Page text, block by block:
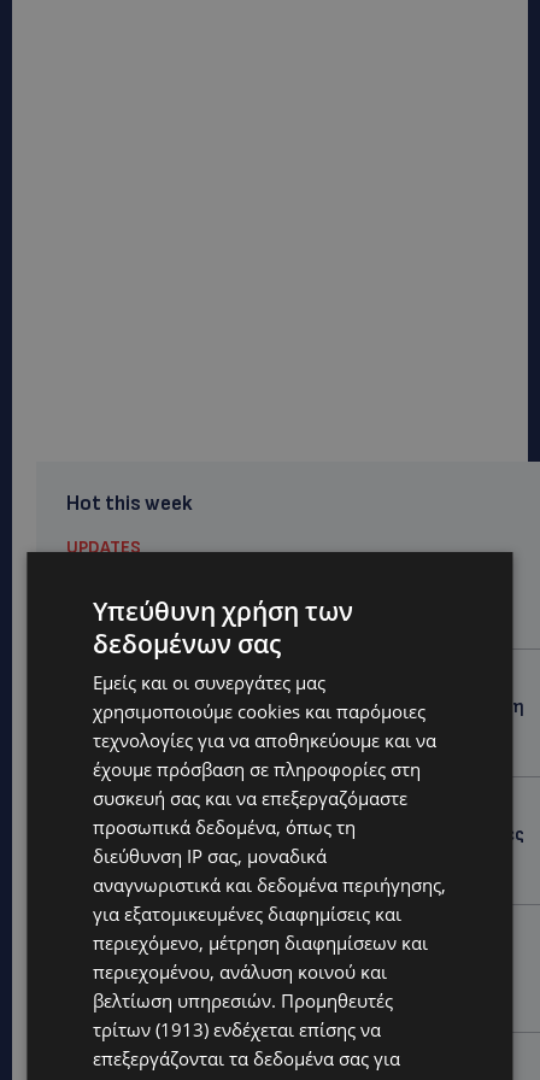
Hot this week
UPDATES
Στους 40°C και σήμερα η Κύπρος-Πότε θα τεθεί σε
ισχύ
UPDATES
ΦΕΙΔΙΑΣ ΠΑΝΑΓΙΩΤΟΥ: Η εμφάνισή του στην εκδήλωση
για Ισαάκ και Σολωμού προκάλεσε αντιδράσεις –
«Ασέβεια προς τους νεκρούς»-(Φώτο)
UPDATES
ΔΗΜΟΣ ΛΑΤΣΙΩΝ – ΓΕΡΙΟΥ: Πάνω από 8.000 υπογραφές
κατά των Δομών Ανηλίκων – Ζητούν γραπτή
δέσμευση από το Κράτος
UPDATES
ΑΓΙΟΣ ΙΩΑΝΝΗΣ ΠΙΤΣΙΛΙΑΣ: Ξανανοίγει η πισίνα του
χωριού – Μια ανάσα δροσιάς για κατοίκους και
επισκέπτες
LIFESTYLE
Υπεύθυνη χρήση των
δεδομένων σας
Εμείς και οι συνεργάτες μας
χρησιμοποιούμε cookies και παρόμοιες
τεχνολογίες για να αποθηκεύουμε και να
έχουμε πρόσβαση σε πληροφορίες στη
συσκευή σας και να επεξεργαζόμαστε
προσωπικά δεδομένα, όπως τη
διεύθυνση IP σας, μοναδικά
αναγνωριστικά και δεδομένα περιήγησης,
για εξατομικευμένες διαφημίσεις και
περιεχόμενο, μέτρηση διαφημίσεων και
περιεχομένου, ανάλυση κοινού και
βελτίωση υπηρεσιών. Προμηθευτές
τρίτων (1913) ενδέχεται επίσης να
επεξεργάζονται τα δεδομένα σας για